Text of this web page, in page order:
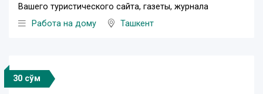
Вашего туристического сайта, газеты, журнала
Работа на дому
Ташкент
30 сўм